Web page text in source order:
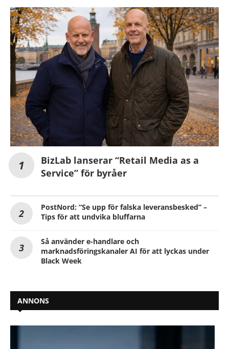
BizLab lanserar “Retail Media as a
Service” för byråer
PostNord: “Se upp för falska leveransbesked” –
Tips för att undvika bluffarna
Så använder e-handlare och
marknadsföringskanaler AI för att lyckas under
Black Week
ANNONS